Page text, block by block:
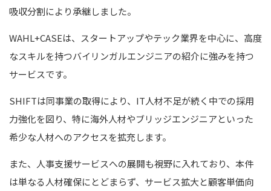
吸収分割により承継しました。
WAHL+CASEは、スタートアップやテック業界を中心に、高度
なスキルを持つバイリンガルエンジニアの紹介に強みを持つ
サービスです。
SHIFTは同事業の取得により、IT人材不足が続く中での採用
力強化を図り、特に海外人材やブリッジエンジニアといった
希少な人材へのアクセスを拡充します。
また、人事支援サービスへの展開も視野に入れており、本件
は単なる人材確保にとどまらず、サービス拡大と顧客単価向